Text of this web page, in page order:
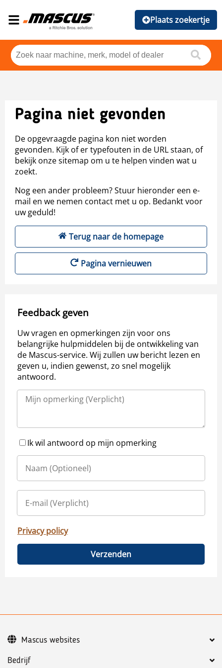
Plaats zoekertje
Pagina niet gevonden
De opgevraagde pagina kon niet worden
gevonden. Kijk of er typefouten in de URL staan, of
bekijk onze sitemap om u te helpen vinden wat u
zoekt.
Nog een ander probleem? Stuur hieronder een e-
mail en we nemen contact met u op. Bedankt voor
uw geduld!
Terug naar de homepage
Pagina vernieuwen
Feedback geven
Uw vragen en opmerkingen zijn voor ons
belangrijke hulpmiddelen bij de ontwikkeling van
de Mascus-service. Wij zullen uw bericht lezen en
geven u, indien gewenst, zo snel mogelijk
antwoord.
Ik wil antwoord op mijn opmerking
Privacy policy
Verzenden
Bedrijf
Mascus websites